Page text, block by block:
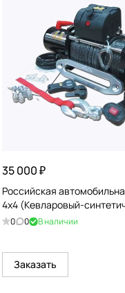
35 000 ₽
Российская
4x4 (Кевларовый-
0 0 В наличии
Заказать